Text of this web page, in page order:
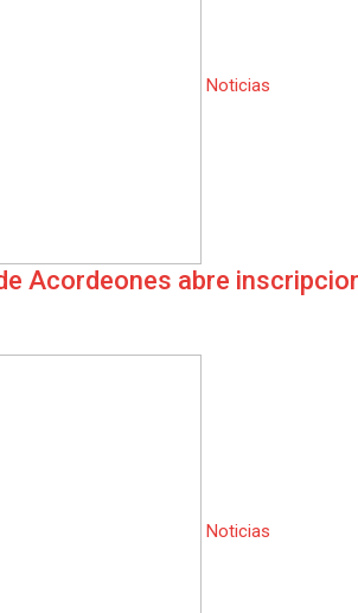
Noticias
Acordeones abre
Noticias